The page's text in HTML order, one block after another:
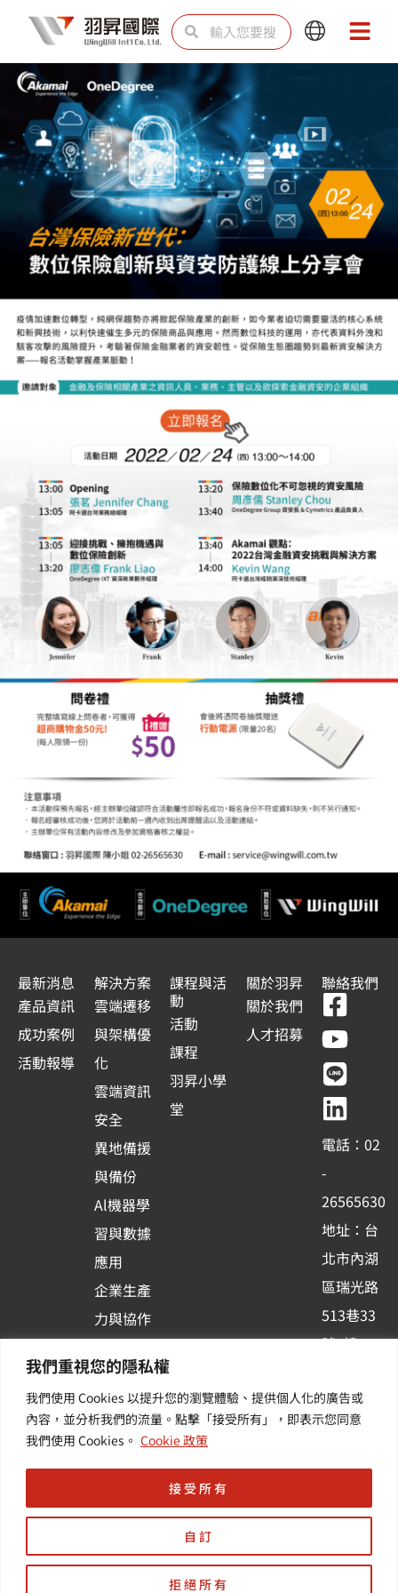
我們重視您的隱私權
我們使用 Cookies 以提升您的瀏覽體驗、提供個人化的廣告或
內容，並分析我們的流量。點擊「接受所有」，即表示您同意
我們使用 Cookies。 Cookie 政策
自訂
拒絕所有
接受所有
主
容
搜
尋 尋
Main
Menu
Main
Menu
最新消息
產品資訊
成功案例
活動報導
解決方案
雲端遷移
與架構優
化
雲端資訊
安全
異地備援
與備份
Al機器學
習與數據
應用
企業生產
力與協作
台應用
其他／加
值服務
課程與活
動
活動
課程
羽昇小學
堂
關於羽昇
關於我們
人才招募
聯絡我們
F
a
c
e
b
o
o
k
-
s
q
u
a
r
Y
o
u
t
u
b
e
L
i
n
e
L
i
n
k
e
d
i
n
電話：02
-
26565630
地址：台
北市內湖
區瑞光路
513巷33
號6樓
新訊 | 提
供您最新